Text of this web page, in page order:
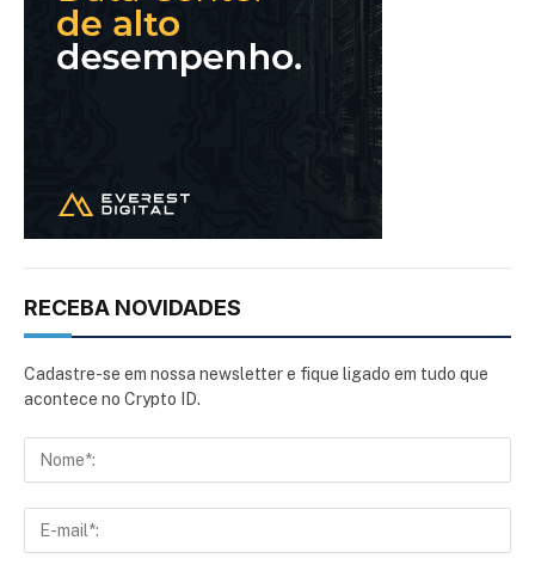
RECEBA NOVIDADES
Cadastre-se em nossa newsletter e fique ligado em tudo que
acontece no Crypto ID.